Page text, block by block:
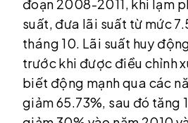
đoạn 2008-2011, khi lạm
suất, đưa lãi suất từ mức
tháng 10. Lãi suất huy
trước khi được điều chỉnh
biết động mạnh qua các
giảm 65.73%, sau đó